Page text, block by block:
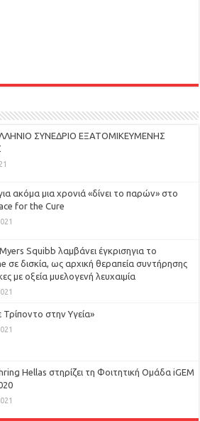
ΣΥΝΕΔΡΙΟ ΕΞΑΤΟΜΙΚΕΥΜΕΝΗΣ
ακόμα μια χρονιά «δίνει το παρών» στο
for the Cure
Squibb λαμβάνει έγκρισηγια το
σε δισκία, ως αρχική θεραπεία συντήρησης
με οξεία μυελογενή λευχαιμία
Τρίποντο στην Υγεία»
Hellas στηρίζει τη Φοιτητική Ομάδα iGEM